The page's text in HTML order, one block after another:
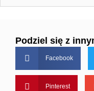
Podziel się z
Facebook
Pinterest